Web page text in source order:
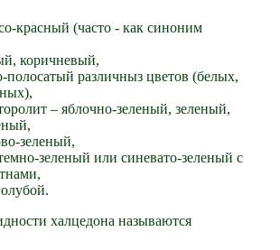
красный (часто - как синоним
коричневый,
полосатый различныз цветов (белых,
– яблочно-зеленый, зеленый,
зеленый,
зеленый или синевато-зеленый с
халцедона называются